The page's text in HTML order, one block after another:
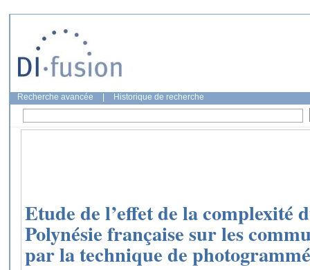
Recherche avancée Historique de recherche
Etude de l’effet de la complexité
Polynésie française sur les
par la technique de